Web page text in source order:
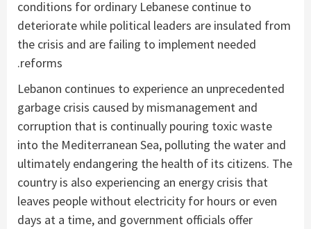
conditions for ordinary Lebanese continue to
deteriorate while political leaders are insulated from
the crisis and are failing to implement needed
reforms.
Lebanon continues to experience an unprecedented
garbage crisis caused by mismanagement and
corruption that is continually pouring toxic waste
into the Mediterranean Sea, polluting the water and
ultimately endangering the health of its citizens. The
country is also experiencing an energy crisis that
leaves people without electricity for hours or even
days at a time, and government officials offer